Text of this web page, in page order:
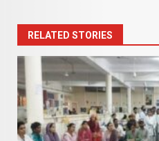
RELATED STORIES